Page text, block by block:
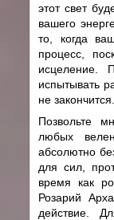
этот свет
вашего
то, когда
процесс,
исцеление.
испытывать
не закончится.
Позвольте
любых
абсолютно
для сил,
время как
Розарий
действие.